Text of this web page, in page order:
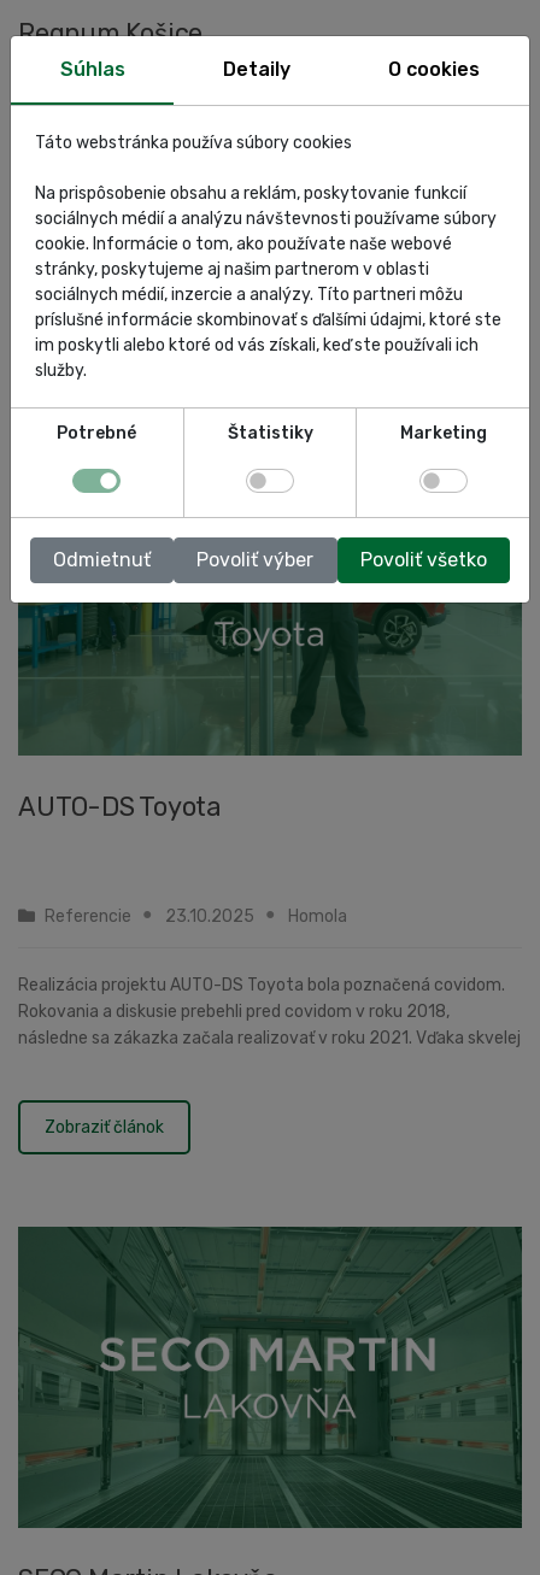
Regnum Košice
Referencie 30.07.2026 Homola
Regnum Košice, autorizovaný predaj a servis BMW, je náš
dlhoročný zákazník. S radosťou sme sa preto podieľali na
zariaďovaní ich nového servisu. Tentokrát sme im
dodávali:zdviháky ROTARY SPOA40E-BMW: 10 ks elektro-hyd...
Zobraziť článok
AUTO-DS Toyota
Referencie 23.10.2025 Homola
Realizácia projektu AUTO-DS Toyota bola poznačená covidom.
Rokovania a diskusie prebehli pred covidom v roku 2018,
následne sa zákazka začala realizovať v roku 2021. Vďaka skvelej
Zobraziť článok
Súhlas Detaily O cookies
Táto webstránka používa súbory cookies
Na prispôsobenie obsahu a reklám, poskytovanie funkcií
sociálnych médií a analýzu návštevnosti používame súbory
cookie. Informácie o tom, ako používate naše webové
stránky, poskytujeme aj našim partnerom v oblasti
sociálnych médií, inzercie a analýzy. Títo partneri môžu
príslušné informácie skombinovať s ďalšími údajmi, ktoré ste
im poskytli alebo ktoré od vás získali, keď ste používali ich
služby.
Potrebné Štatistiky Marketing
Odmietnuť Povoliť výber Povoliť všetko